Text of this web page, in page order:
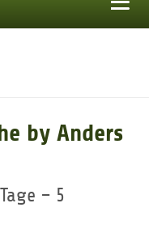
by Anders
– 5